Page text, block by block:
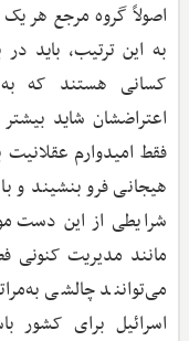
اصولاً گروه مرجع هر
به این ترتیب، باید
کسانی هستند که
اعتراضشان شاید
فقط امیدوارم
هیجانی فرو بنشیند و
شرایطی از این دست
مانند مدیریت کنونی
می‌توانند چالشی
اسرائیل برای کشور